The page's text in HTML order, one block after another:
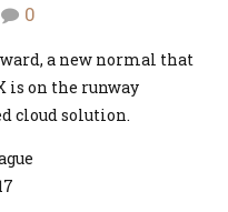
0
a new normal that
is on the runway
cloud solution.